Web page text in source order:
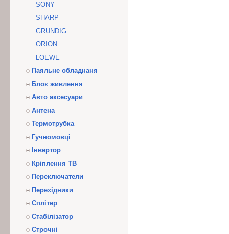
SONY
SHARP
GRUNDIG
ORION
LOEWE
Паяльне обладнаня
Блок живлення
Авто аксесуари
Антена
Термотрубка
Гучномовці
Інвертор
Кріплення ТВ
Переключатели
Перехідники
Сплітер
Стабілізатор
Строчні